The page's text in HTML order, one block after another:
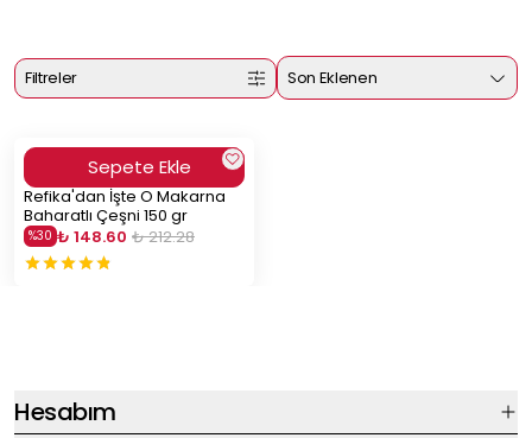
Filtreler Son Eklenen
Sepete Ekle
Refika'dan İşte O Makarna
Baharatlı Çeşni 150 gr
%30 ₺ 148.60 ₺ 212.28
Hesabım